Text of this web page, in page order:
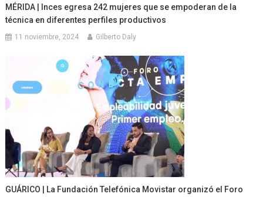
MÉRIDA | Inces egresa 242 mujeres que se empoderan de la
técnica en diferentes perfiles productivos
11 noviembre, 2024 Gilberto Daly
GUÁRICO | La Fundación Telefónica Movistar organizó el Foro